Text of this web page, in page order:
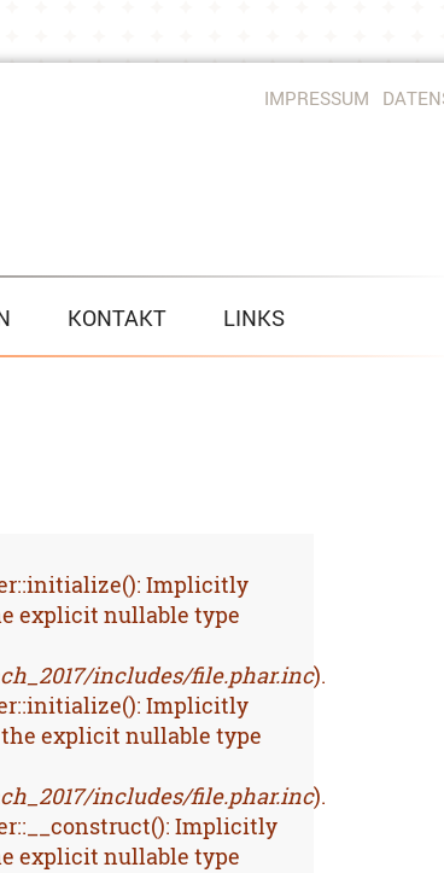
IMPRESSUM
KONTAKT LINKS
Implicitly
explicit nullable type
includes/file.phar.inc).
Implicitly
explicit nullable type
includes/file.phar.inc).
Implicitly
explicit nullable type